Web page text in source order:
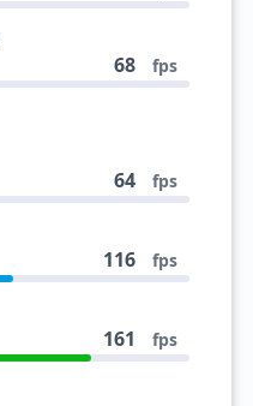
68 fps
64 fps
116 fps
161 fps